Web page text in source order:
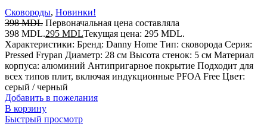
Сковороды, Новинки!
398MDL Первоначальная цена составляла
398 MDL.295 MDLТекущая цена: 295 MDL.
Характеристики: Бренд: Danny Home Тип: сковорода Серия:
Pressed Frypan Диаметр: 28 см Высота стенок: 5 см Материал
корпуса: алюминий Антипригарное покрытие Подходит для
всех типов плит, включая индукционные PFOA Free Цвет:
серый / черный
Добавить в пожелания
В корзину
Быстрый просмотр